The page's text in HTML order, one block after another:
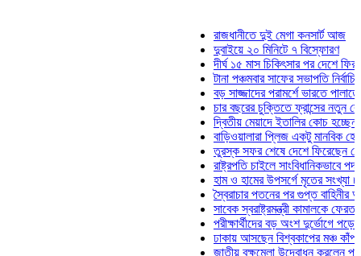
রাজধানীতে দুই মেগা কনসার্ট আজ
দুবাইয়ে ২০ মিনিটে ৭ বিস্ফোরণ
দীর্ঘ ১৫ মাস চিকিৎসার পর দেশে ফিরলেন
টানা পঞ্চমবার সাফের সভাপতি নির্বাচিত কাজী
বড় সাজ্জাদের পরামর্শে ভারতে পালাতে
চার বছরের চুক্তিতে ফ্রান্সের নতুন কোচ
দ্বিতীয় মেয়াদে ইতালির কোচ হচ্ছেন মানচিনি
বাড়িওয়ালারা প্লিজ একটু মানবিক হোন:
তুরস্ক সফর শেষে দেশে ফিরেছেন
রাষ্ট্রপতি চাইলে সাংবিধানিকভাবে পদত্যাগ
হাম ও হামের উপসর্গে মৃতের সংখ্যা ৮০০
স্বৈরাচার পতনের পর গুপ্ত বাহিনীর
সাবেক স্বরাষ্ট্রমন্ত্রী কামালকে ফেরত চেয়ে
পরীক্ষার্থীদের বড় অংশ দুর্ভোগে পড়েনি: ড.
ঢাকায় আসছেন বিশ্বকাপের মঞ্চ কাঁপানো
জাতীয় বৃক্ষমেলা উদ্বোধন করলেন প্রধানমন্ত্রী